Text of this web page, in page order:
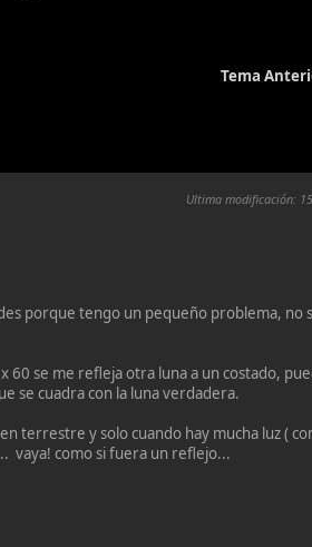
Tema
Ultima modificación:
porque tengo un pequeño problema, no
60 se me refleja otra luna a un costado,
se cuadra con la luna verdadera.
terrestre y solo cuando hay mucha luz (
vaya! como si fuera un reflejo...